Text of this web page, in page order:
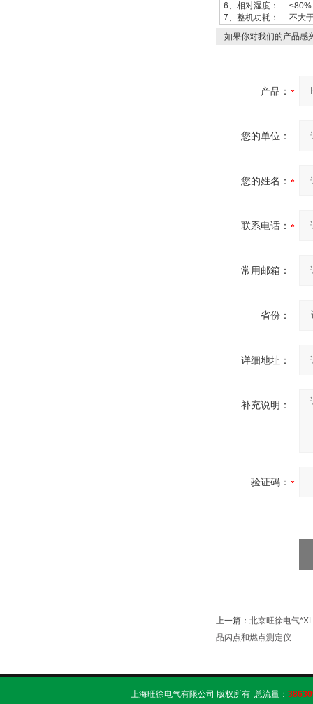
6、相对湿度： ≤80%
7、整机功耗： 不大
如果你对我们的产品感
产品：
您的单位：
您的姓名：
联系电话：
常用邮箱：
省份：
详细地址：
补充说明：
验证码：
上一篇： 北京旺徐电气
品闪点和燃点测定仪
上海旺徐电气有限公司 版权所有 总流量：